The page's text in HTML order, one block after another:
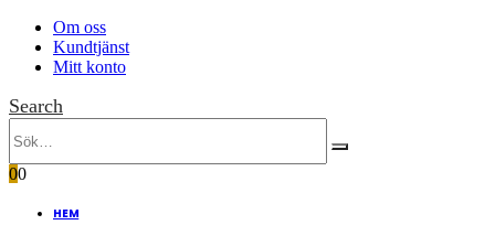
Om oss
Kundtjänst
Mitt konto
Search
00
HEM